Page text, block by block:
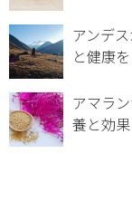
アンデ
と健康
アマラ
養と効果